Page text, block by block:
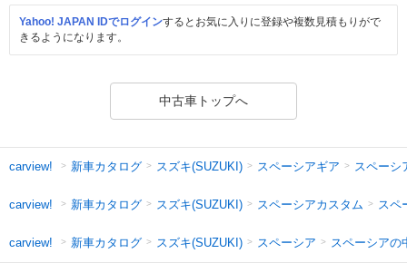
Yahoo! JAPAN IDでログインするとお気に入りに登録や複数見積もりがで
きるようになります。
中古車トップへ
carview! 新車カタログ スズキ(SUZUKI) スペーシアギア スペーシ
carview! 新車カタログ スズキ(SUZUKI) スペーシアカスタム スペ
carview! 新車カタログ スズキ(SUZUKI) スペーシア スペーシアの